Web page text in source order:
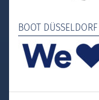
BOOT DÜSSELDORF